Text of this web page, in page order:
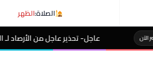
الصلاة:الظهر
عاجل من الأرصاد لـ المصطافين على شوطئ 8 مدن